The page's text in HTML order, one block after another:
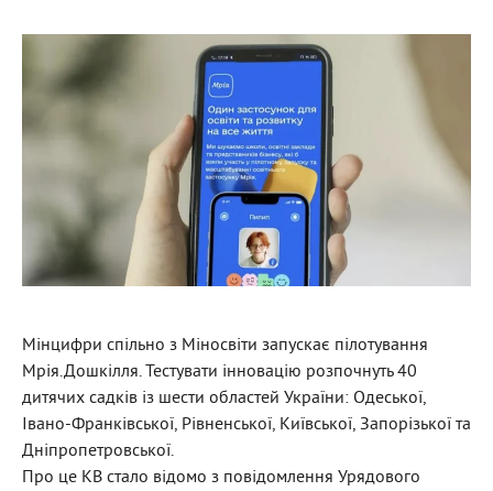
Мінцифри спільно з Міносвіти запускає пілотування
Мрія.Дошкілля. Тестувати інновацію розпочнуть 40
дитячих садків із шести областей України: Одеської,
Івано-Франківської, Рівненської, Київської, Запорізької та
Дніпропетровської.
Про це КВ стало відомо з повідомлення Урядового